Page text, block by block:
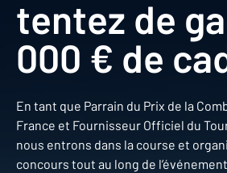
tentez de
000 € de
En tant que Parrain du Prix de la
France et Fournisseur Officiel du
nous entrons dans la course et
concours tout au long de